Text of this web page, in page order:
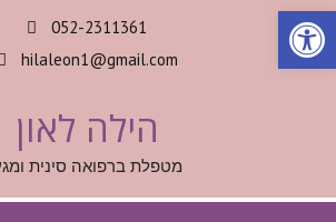
052-2311361
hilaleon1@gmail.com
הילה לאון
מטפלת ברפואה סינית